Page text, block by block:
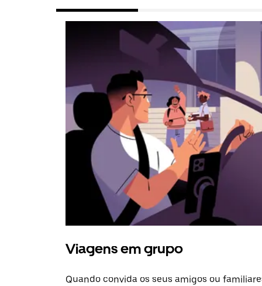
Viagens em grupo
Quando convida os seus amigos ou